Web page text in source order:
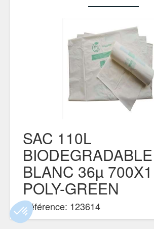
SAC 110L
BIODEGRADABLE
BLANC 36µ
POLY-GREEN
Référence: 123614
Sac à déchets fabriqué à partir de